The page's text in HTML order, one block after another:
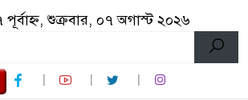
শুক্রবার, ০৭ অগাস্ট ২০২৬